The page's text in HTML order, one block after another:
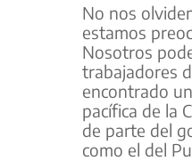
No nos
estamos
Nosotros
trabajadores
encontrado
pacífica de la
de parte del
como el del